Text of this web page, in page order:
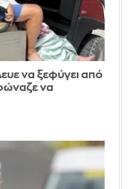
να ξεφύγει από
να